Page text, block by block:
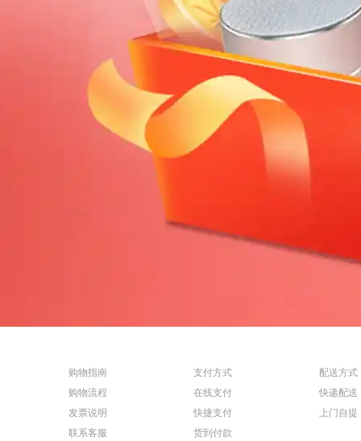
购物指南
购物流程
发票说明
联系客服
支付方式
在线支付
快捷支付
货到付款
配送方式
快递配送
上门自提